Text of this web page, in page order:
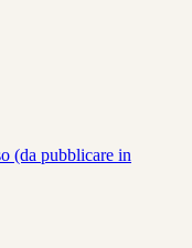
(da pubblicare in